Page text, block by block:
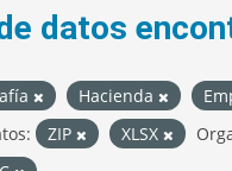
datos
Hacienda
ZIP XLSX